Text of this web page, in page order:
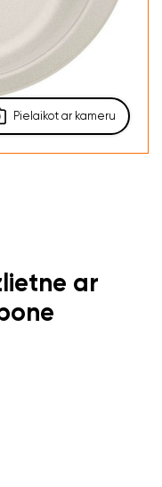
Pielaikot ar kameru
ar